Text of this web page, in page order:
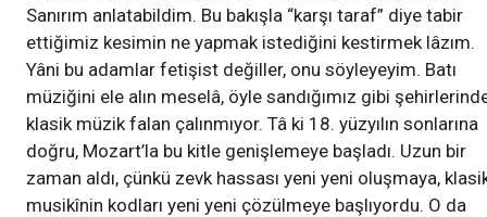
Sanırım anlatabildim. Bu bakışla “karşı taraf” diye tabir
ettiğimiz kesimin ne yapmak istediğini kestirmek lâzım.
Yâni bu adamlar fetişist değiller, onu söyleyeyim. Batı
müziğini ele alın meselâ, öyle sandığımız gibi
klasik müzik falan çalınmıyor. Tâ ki 18. yüzyılın sonlarına
doğru, Mozart’la bu kitle genişlemeye başladı. Uzun bir
zaman aldı, çünkü zevk hassası yeni yeni oluşmaya,
musikînin kodları yeni yeni çözülmeye başlıyordu. O da